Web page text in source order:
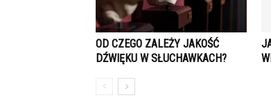
OD CZEGO ZALEŻY JAKOŚĆ
DŹWIĘKU W SŁUCHAWKACH?